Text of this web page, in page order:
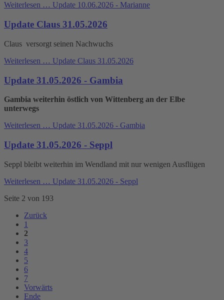
Weiterlesen … Update 10.06.2026 - Marianne
Update Claus 31.05.2026
Claus versorgt seinen Nachwuchs
Weiterlesen … Update Claus 31.05.2026
Update 31.05.2026 - Gambia
Gambia weiterhin östlich von Wittenberg an der Elbe
unterwegs
Weiterlesen … Update 31.05.2026 - Gambia
Update 31.05.2026 - Seppl
Seppl bleibt weiterhin im Wendland mit nur wenigen Ausflügen
Weiterlesen … Update 31.05.2026 - Seppl
Seite 2 von 193
Zurück
1
2
3
4
5
6
7
Vorwärts
Ende